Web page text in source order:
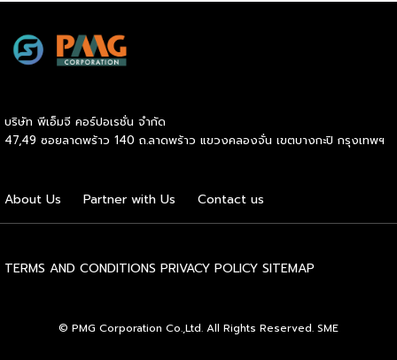
สถานีบริการน้ำมันบางจากมีสถานีชาร์จรถ EV ทั้งในกรุงเทพฯ
และต่างจังหวัด ครอบคลุมทั่วประเทศ .โดยความร่วมมือครั้งนี้
สถานีชาร์จรถยนต์ไฟฟ้า “MG Super Charge” ในสถานีบริการ
น้ำมันบางจาก ครอบคลุมทั้งในเขตกรุงเทพฯ นนทบุรีและ
เดือนตุลาคมเป็นต้นไป .ด้านนายจาง ไห่โป กรรมการผู้จัดการ
บริษัท เอสเอไอซี มอเตอร์ – ซีพี จำกัด และ บริษัท […]
บริษัท พีเอ็มจี คอร์ปอเรชั่น จำกัด
47,49 ซอยลาดพร้าว 140 ถ.ลาดพร้าว แขวงคลองจั่น เขตบางกะปิ กรุงเทพฯ
About Us Partner with Us Contact us
TERMS AND CONDITIONS PRIVACY POLICY SITEMAP
© PMG Corporation Co.,Ltd. All Rights Reserved. SME